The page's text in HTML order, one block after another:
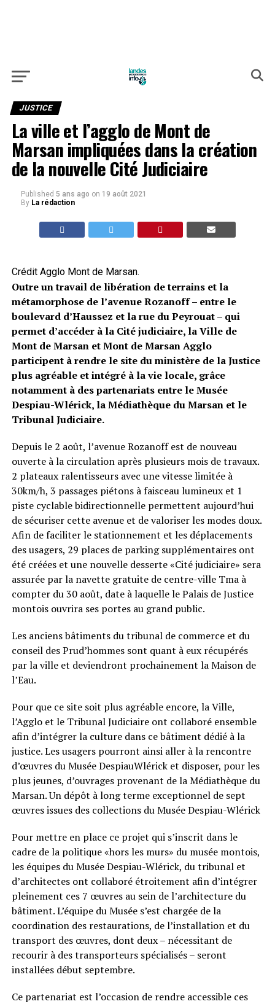
JUSTICE
La ville et l’agglo de Mont de
Marsan impliquées dans la création
de la nouvelle Cité Judiciaire
Published 5 ans ago on 19 août 2021
By La rédaction
Crédit Agglo Mont de Marsan.
Outre un travail de libération de terrains et la
métamorphose de l’avenue Rozanoff – entre le
boulevard d’Haussez et la rue du Peyrouat – qui
permet d’accéder à la Cité judiciaire, la Ville de
Mont de Marsan et Mont de Marsan Agglo
participent à rendre le site du ministère de la Justice
plus agréable et intégré à la vie locale, grâce
notamment à des partenariats entre le Musée
Despiau-Wlérick, la Médiathèque du Marsan et le
Tribunal Judiciaire.
Depuis le 2 août, l’avenue Rozanoff est de nouveau
ouverte à la circulation après plusieurs mois de travaux.
2 plateaux ralentisseurs avec une vitesse limitée à
30km/h, 3 passages piétons à faisceau lumineux et 1
piste cyclable bidirectionnelle permettent aujourd’hui
de sécuriser cette avenue et de valoriser les modes doux.
Afin de faciliter le stationnement et les déplacements
des usagers, 29 places de parking supplémentaires ont
été créées et une nouvelle desserte «Cité judiciaire» sera
assurée par la navette gratuite de centre-ville Tma à
compter du 30 août, date à laquelle le Palais de Justice
montois ouvrira ses portes au grand public.
Les anciens bâtiments du tribunal de commerce et du
conseil des Prud’hommes sont quant à eux récupérés
par la ville et deviendront prochainement la Maison de
l’Eau.
Pour que ce site soit plus agréable encore, la Ville,
l’Agglo et le Tribunal Judiciaire ont collaboré ensemble
afin d’intégrer la culture dans ce bâtiment dédié à la
justice. Les usagers pourront ainsi aller à la rencontre
d’œuvres du Musée DespiauWlérick et disposer, pour les
plus jeunes, d’ouvrages provenant de la Médiathèque du
Marsan. Un dépôt à long terme exceptionnel de sept
œuvres issues des collections du Musée Despiau-Wlérick
Pour mettre en place ce projet qui s’inscrit dans le
cadre de la politique «hors les murs» du musée montois,
les équipes du Musée Despiau-Wlérick, du tribunal et
d’architectes ont collaboré étroitement afin d’intégrer
pleinement ces 7 œuvres au sein de l’architecture du
bâtiment. L’équipe du Musée s’est chargée de la
coordination des restaurations, de l’installation et du
transport des œuvres, dont deux – nécessitant de
recourir à des transporteurs spécialisés – seront
installées début septembre.
Ce partenariat est l’occasion de rendre accessible ces